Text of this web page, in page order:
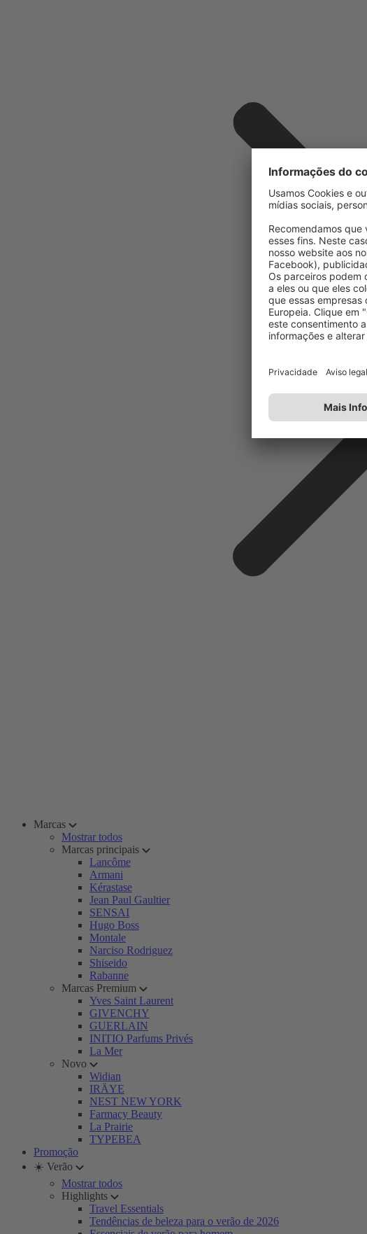
Marcas
Mostrar todos
Marcas principais
Lancôme
Armani
Kérastase
Jean Paul Gaultier
SENSAI
Hugo Boss
Montale
Narciso Rodriguez
Shiseido
Rabanne
Marcas Premium
Yves Saint Laurent
GIVENCHY
GUERLAIN
INITIO Parfums Privés
La Mer
Novo
Widian
IRÄYE
NEST NEW YORK
Farmacy Beauty
La Prairie
TYPEBEA
Promoção
☀️ Verão
Mostrar todos
Highlights
Travel Essentials
Tendências de beleza para o verão de 2026